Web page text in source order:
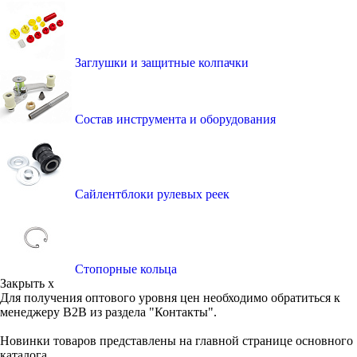
Заглушки и защитные колпачки
Состав инструмента и оборудования
Сайлентблоки рулевых реек
Стопорные кольца
Закрыть x
Для получения оптового уровня цен необходимо обратиться к
менеджеру B2B из раздела "Контакты".
Новинки товаров представлены на главной странице основного